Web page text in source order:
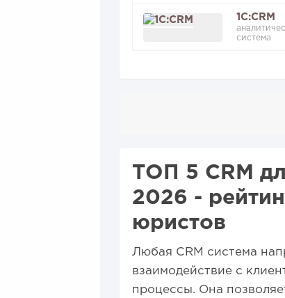
1C:CRM
система
ТОП 5 CRM
2026 -
юристов
Любая CRM система
взаимодействие с
процессы. Она